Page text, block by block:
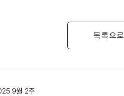
목록으로
월 2주